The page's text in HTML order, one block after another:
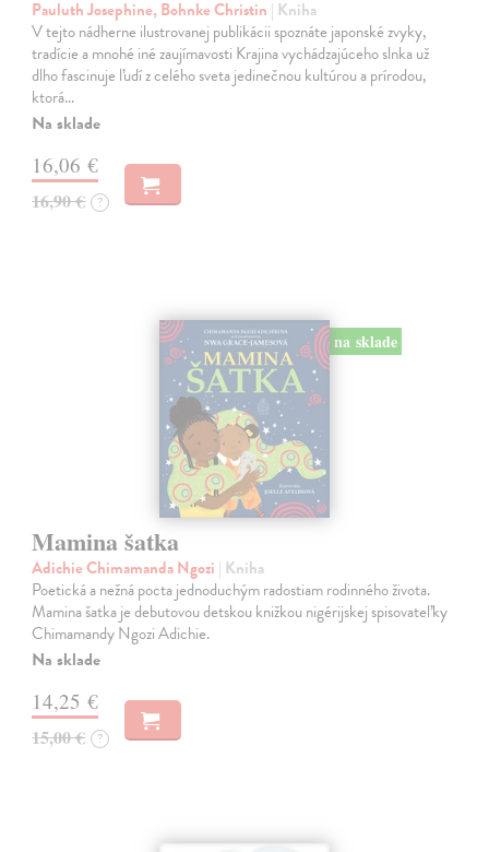
Pauluth Josephine, Bohnke Christin | Kniha
V tejto nádherne ilustrovanej publikácii spoznáte japonské zvyky,
tradície a mnohé iné zaujímavosti Krajina vychádzajúceho slnka už
dlho fascinuje ľudí z celého sveta jedinečnou kultúrou a prírodou,
ktorá…
Na sklade
16,06 €
16,90 € ?
na sklade
Mamina šatka
Adichie Chimamanda Ngozi | Kniha
Poetická a nežná pocta jednoduchým radostiam rodinného života.
Mamina šatka je debutovou detskou knižkou nigérijskej spisovateľky
Chimamandy Ngozi Adichie.
Na sklade
14,25 €
15,00 € ?